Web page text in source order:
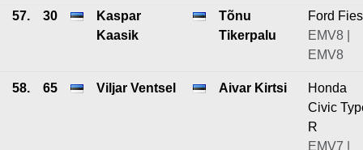
57. 30
Kaspar
Kaasik
Tõnu
Tikerpalu
Ford
EMV8 |
EMV8
58. 65 Viljar Ventsel Aivar Kirtsi
Honda
Civic
R
EMV7 |